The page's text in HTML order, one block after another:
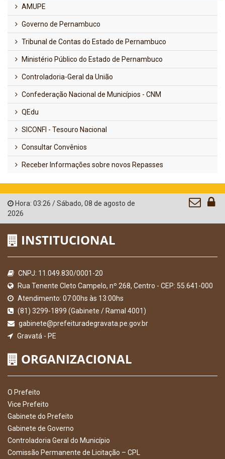
AMUPE
Governo de Pernambuco
Tribunal de Contas do Estado de Pernambuco
Ministério Público do Estado de Pernambuco
Controladoria-Geral da União
Confederação Nacional de Municípios - CNM
QEdu
SICONFI - Tesouro Nacional
Consultar Convênios
Receber Informações sobre novos Repasses
Hora: 03:26 /Sábado, 08 de agosto de
2026
INSTITUCIONAL
CNPJ: 11.049.830/0001-20
Rua Tenente Cleto Campelo, nº 268, Centro - CEP: 55.641-000
Atendimento: 07:00hs às 13:00hs
(81) 3299-1899 (Gabinete / Ramal 4001)
gabinete@prefeituradegravata.pe.gov.br
Gravatá - PE
ORGANIZACIONAL
O Prefeito
Vice Prefeito
Gabinete do Prefeito
Gabinete de Governo
Controladoria Geral do Município
Comissão Permanente de Licitação – CPL